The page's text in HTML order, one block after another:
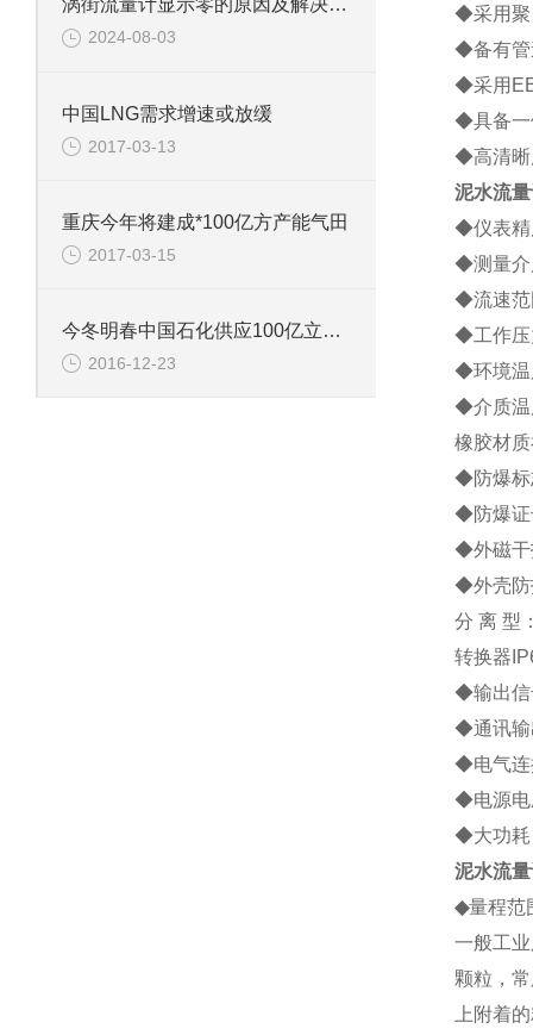
涡街流量计显示零的原因及解决方法有哪些
2024-08-03
中国LNG需求增速或放缓
2017-03-13
重庆今年将建成*100亿方产能气田
2017-03-15
今冬明春中国石化供应100亿立方米天然气
2016-12-23
◆采用聚
◆备有管
◆采用
◆具备一
◆高清晰
泥水流
◆仪表精
◆测量介
◆流速范
◆工作压
◆环境
◆介质温
橡胶材
◆防爆标
◆防爆证
◆外磁干
◆外壳防
分 离 型
转换器
◆输出信
◆通讯输
◆电气连
◆电源电
◆大功耗
泥水流
◆量程范
一般工
颗粒，
上附着